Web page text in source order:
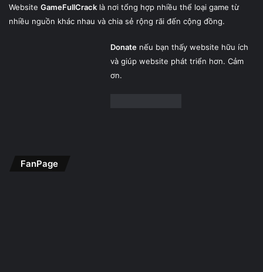
Website GameFullCrack là nơi tổng hợp nhiều thể loại game từ
nhiều nguồn khác nhau và chia sẻ rộng rãi đến cộng đồng.
Donatenếu bạn thấy website hữu ích
và giúp website phát triển hơn. Cảm
ơn.
FanPage